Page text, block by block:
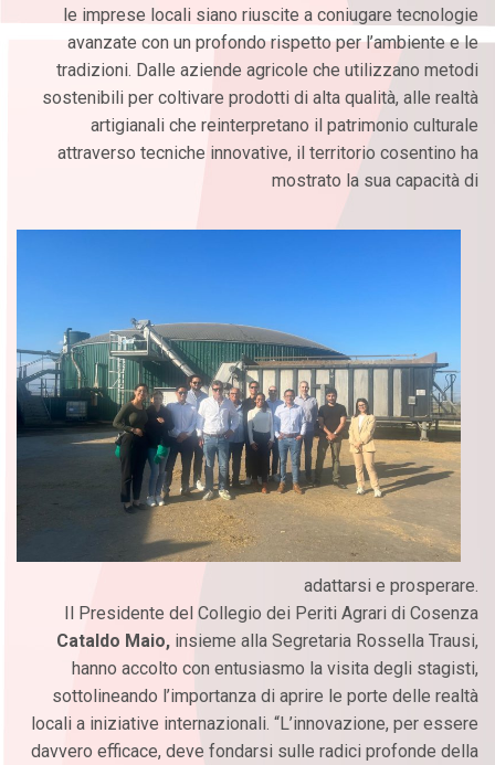
le imprese locali siano riuscite a coniugare tecnologie
avanzate con un profondo rispetto per l’ambiente e le
tradizioni. Dalle aziende agricole che utilizzano metodi
sostenibili per coltivare prodotti di alta qualità, alle realtà
artigianali che reinterpretano il patrimonio culturale
attraverso tecniche innovative, il territorio cosentino ha
mostrato la sua capacità di
adattarsi e prosperare.
Il Presidente del Collegio dei Periti Agrari di Cosenza
Cataldo Maio, insieme alla Segretaria Rossella Trausi,
hanno accolto con entusiasmo la visita degli stagisti,
sottolineando l’importanza di aprire le porte delle realtà
locali a iniziative internazionali. “L’innovazione, per essere
davvero efficace, deve fondarsi sulle radici profonde della